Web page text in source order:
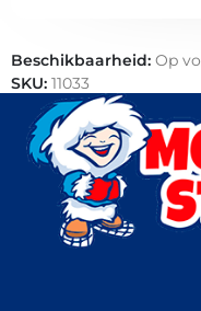
Beschikbaarheid: Op
SKU: 11033
Categorieën:Horeca